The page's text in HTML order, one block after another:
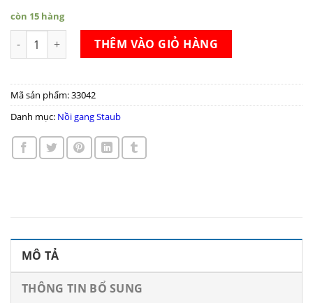
còn 15 hàng
Nồi gang Staub Hexagon Braiser With Glass Lid Black 24cm
THÊM VÀO GIỎ HÀNG
Mã sản phẩm:33042
Danh mục: Nồi gang Staub
MÔ TẢ
THÔNG TIN BỔ SUNG